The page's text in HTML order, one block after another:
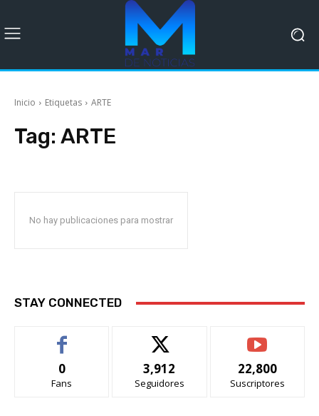
Inicio Etiquetas ARTE
Tag: ARTE
No hay publicaciones para mostrar
STAY CONNECTED
0
Fans
3,912
Seguidores
22,800
Suscriptores